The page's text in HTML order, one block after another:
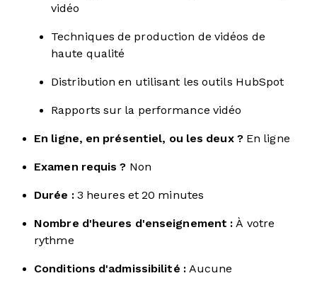
vidéo
Techniques de production de vidéos de
haute qualité
Distribution en utilisant les outils HubSpot
Rapports sur la performance vidéo
En ligne, en présentiel, ou les deux ?En ligne
Examen requis ? Non
Durée :3 heures et 20 minutes
Nombre d'heures d'enseignement : À votre
rythme
Conditions d'admissibilité :Aucune